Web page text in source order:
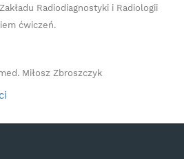
Radiodiagnostyki i Radiologii
ćwiczeń.
Miłosz Zbroszczyk